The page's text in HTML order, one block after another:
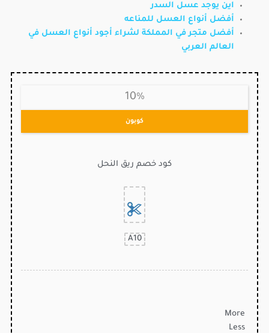
اين يوجد عسل السدر
أفضل أنواع العسل للمناعه
أفضل متجر في المملكة لشراء أجود أنواع العسل في
العالم العربي
10%
كوبون
كود خصم ريق النحل
A10
More
Less